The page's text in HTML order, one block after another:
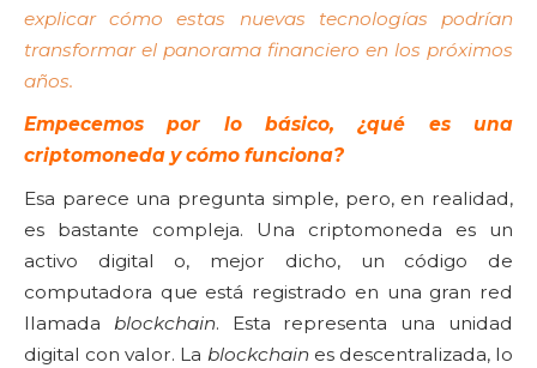
explicar cómo estas nuevas tecnologías podrían
transformar el panorama financiero en los próximos
años.
Empecemos por lo básico, ¿qué es una
criptomoneda y cómo funciona?
Esa parece una pregunta simple, pero, en realidad,
es bastante compleja. Una criptomoneda es un
activo digital o, mejor dicho, un código de
computadora que está registrado en una gran red
llamada blockchain. Esta representa una unidad
digital con valor. La blockchaines descentralizada, lo